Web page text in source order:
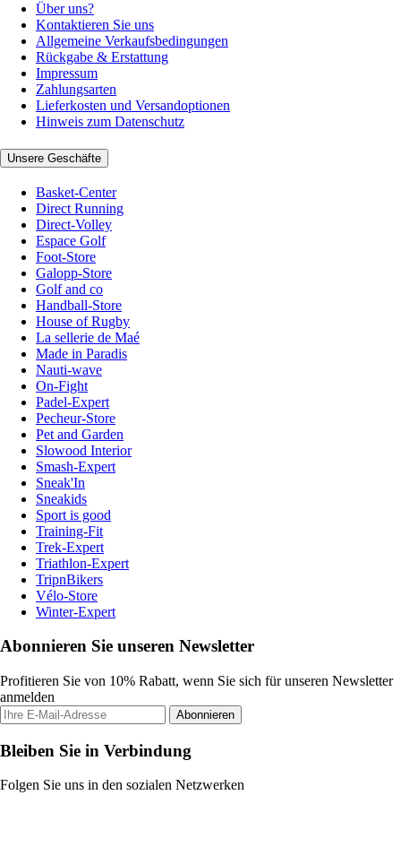
Über uns?
Kontaktieren Sie uns
Allgemeine Verkaufsbedingungen
Rückgabe & Erstattung
Impressum
Zahlungsarten
Lieferkosten und Versandoptionen
Hinweis zum Datenschutz
Unsere Geschäfte
Basket-Center
Direct Running
Direct-Volley
Espace Golf
Foot-Store
Galopp-Store
Golf and co
Handball-Store
House of Rugby
La sellerie de Maé
Made in Paradis
Nauti-wave
On-Fight
Padel-Expert
Pecheur-Store
Pet and Garden
Slowood Interior
Smash-Expert
Sneak'In
Sneakids
Sport is good
Training-Fit
Trek-Expert
Triathlon-Expert
TripnBikers
Vélo-Store
Winter-Expert
Abonnieren Sie unseren Newsletter
Profitieren Sie von 10% Rabatt, wenn Sie sich für unseren Newsletter
anmelden
Abonnieren
Bleiben Sie in Verbindung
Folgen Sie uns in den sozialen Netzwerken